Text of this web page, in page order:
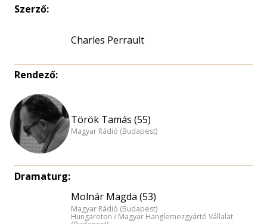
Szerző:
Charles Perrault
Rendező:
Török Tamás (55)
Magyar Rádió (Budapest)
Dramaturg:
Molnár Magda (53)
Magyar Rádió (Budapest)
Hungaroton / Magyar Hanglemezgyártó Vállalat